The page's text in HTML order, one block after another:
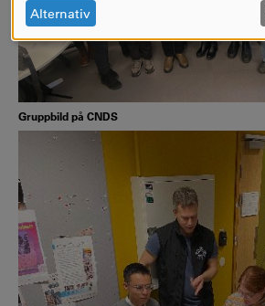
Gruppbild på CNDS
OCH
COOKIES
Alternativ